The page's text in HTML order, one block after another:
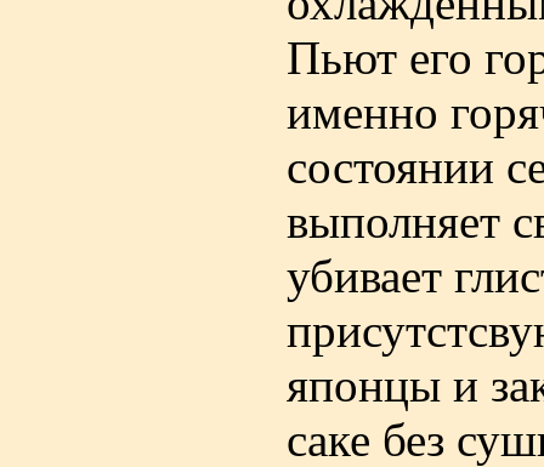
Пьют его
именно
состоянии
выполняет
убивает
японцы и
саке без